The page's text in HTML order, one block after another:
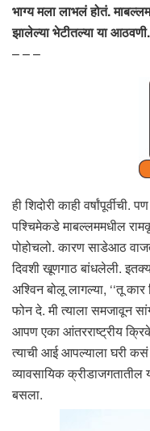
भाग्य मला लाभलं होतं.
झालेल्या भेटीतल्या या
– – –
ही शिदोरी काही
पश्चिमेकडे माबल्लममधील
पोहोचलो. कारण साडेआठ
दिवशी खूणगाठ बांधलेली.
अश्विन बोलू लागल्या, ‘‘तू
फोन दे. मी त्याला समजावून
आपण एका आंतरराष्ट्रीय
त्याची आई आपल्याला घरी
व्यावसायिक
बसला.